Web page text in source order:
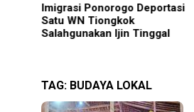
Imigrasi Ponorogo Deportasi
Satu WN Tiongkok
Salahgunakan Ijin Tinggal
TAG: BUDAYA LOKAL